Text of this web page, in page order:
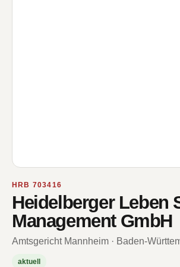
HRB 703416
Heidelberger Leben
Management GmbH
Amtsgericht Mannheim · Baden-
aktuell